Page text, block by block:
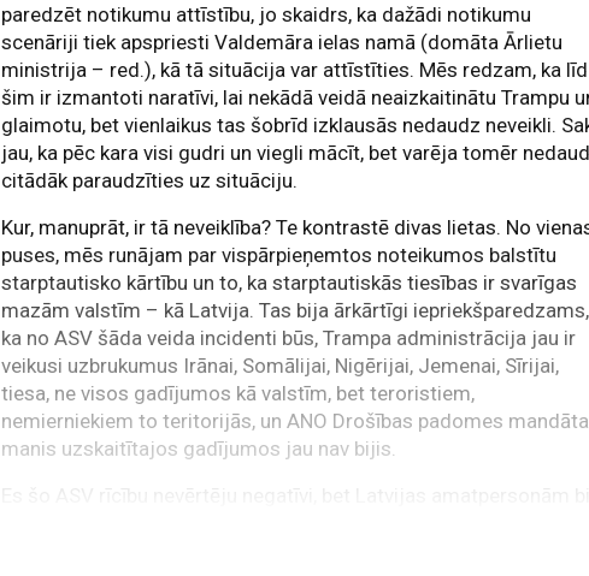
paredzēt notikumu attīstību, jo skaidrs, ka dažādi notikumu
scenāriji tiek apspriesti Valdemāra ielas namā (domāta Ārlietu
ministrija – red.), kā tā situācija var attīstīties. Mēs redzam, ka
šim ir izmantoti naratīvi, lai nekādā veidā neaizkaitinātu Trampu
glaimotu, bet vienlaikus tas šobrīd izklausās nedaudz neveikli.
jau, ka pēc kara visi gudri un viegli mācīt, bet varēja tomēr
citādāk paraudzīties uz situāciju.
Kur, manuprāt, ir tā neveiklība? Te kontrastē divas lietas. No
puses, mēs runājam par vispārpieņemtos noteikumos balstītu
starptautisko kārtību un to, ka starptautiskās tiesības ir svarīgas
mazām valstīm – kā Latvija. Tas bija ārkārtīgi iepriekšparedzams,
ka no ASV šāda veida incidenti būs, Trampa administrācija jau ir
veikusi uzbrukumus Irānai, Somālijai, Nigērijai, Jemenai, Sīrijai,
tiesa, ne visos gadījumos kā valstīm, bet teroristiem,
nemierniekiem to teritorijās, un ANO Drošības padomes mandāta
manis uzskaitītajos gadījumos jau nav bijis.